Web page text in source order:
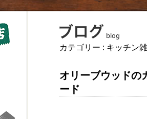
カテゴリー : キッチン
オリーブウッドの
ード